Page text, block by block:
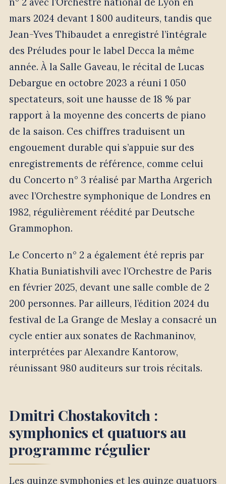
n° 2 avec l’Orchestre national de Lyon en
mars 2024 devant 1 800 auditeurs, tandis que
Jean-Yves Thibaudet a enregistré l’intégrale
des Préludes pour le label Decca la même
année. À la Salle Gaveau, le récital de Lucas
Debargue en octobre 2023 a réuni 1 050
spectateurs, soit une hausse de 18 % par
rapport à la moyenne des concerts de piano
de la saison. Ces chiffres traduisent un
engouement durable qui s’appuie sur des
enregistrements de référence, comme celui
du Concerto n° 3 réalisé par Martha Argerich
avec l’Orchestre symphonique de Londres en
1982, régulièrement réédité par Deutsche
Grammophon.
Le Concerto n° 2 a également été repris par
Khatia Buniatishvili avec l’Orchestre de Paris
en février 2025, devant une salle comble de 2
200 personnes. Par ailleurs, l’édition 2024 du
festival de La Grange de Meslay a consacré un
cycle entier aux sonates de Rachmaninov,
interprétées par Alexandre Kantorow,
réunissant 980 auditeurs sur trois récitals.
Dmitri Chostakovitch :
symphonies et quatuors au
programme régulier
Les quinze symphonies et les quinze quatuors